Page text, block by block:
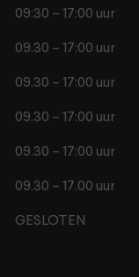
09:30 – 17:00 uur
09.30 – 17:00 uur
09.30 – 17:00 uur
09.30 – 17:00 uur
09.30 – 17:00 uur
09.30 – 17.00 uur
GESLOTEN